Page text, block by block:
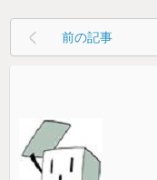
前の記事